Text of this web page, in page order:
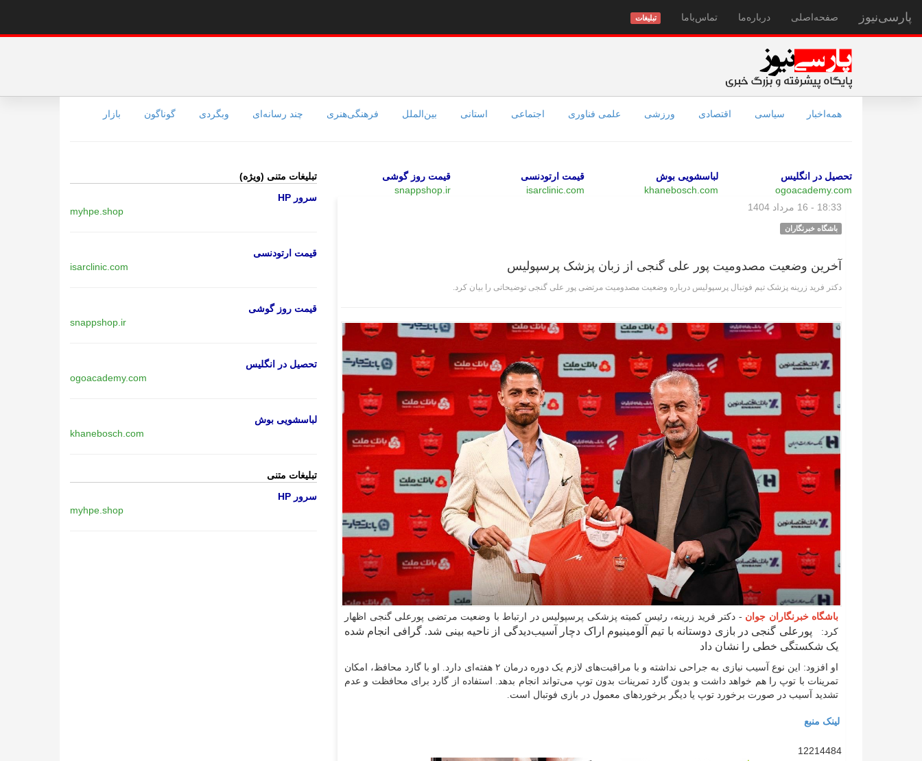
پارسی‌نیوز صفحه‌اصلی درباره‌ما تماس‌با‌ما تبلیغات
همه‌اخبار سیاسی اقتصادی ورزشی علمی فناوری اجتماعی استانی بین‌الملل فرهنگی‌هنری چند رسانه‌ای وبگردی گوناگون بازار
تحصیل در انگلیس
ogoacademy.com
لباسشویی بوش
khanebosch.com
قیمت ارتودنسی
isarclinic.com
قیمت روز گوشی
snappshop.ir
18:33 - 16 مرداد 1404
باشگاه خبرنگاران
آخرین وضعیت مصدومیت پور علی گنجی از زبان پزشک پرسپولیس
دکتر فرید زرینه پزشک تیم فوتبال پرسپولیس درباره وضعیت مصدومیت مرتضی پور علی گنجی توضیحاتی را بیان کرد.
باشگاه خبرنگاران جوان - دکتر فرید زرینه، رئیس کمیته پزشکی پرسپولیس در ارتباط با وضعیت مرتضی پورعلی گنجی اظهار
کرد:
پورعلی گنجی در بازی دوستانه با تیم آلومینیوم اراک دچار آسیب‌دیدگی از ناحیه بینی شد. گرافی انجام شده
یک شکستگی خطی را نشان داد
او افزود: این نوع آسیب نیازی به جراحی نداشته و با مراقبت‌های لازم یک دوره درمان ۲ هفته‌ای دارد. او با گارد محافظ، امکان
تمرینات با توپ را هم خواهد داشت و بدون گارد تمرینات بدون توپ می‌تواند انجام بدهد. استفاده از گارد برای محافظت و عدم
تشدید آسیب در صورت برخورد توپ یا دیگر برخوردهای معمول در بازی فوتبال است.
لینک منبع
12214484
تبلیغات متنی (ویژه)
سرور HP
myhpe.shop
قیمت ارتودنسی
isarclinic.com
قیمت روز گوشی
snappshop.ir
تحصیل در انگلیس
ogoacademy.com
لباسشویی بوش
khanebosch.com
تبلیغات متنی
سرور HP
myhpe.shop